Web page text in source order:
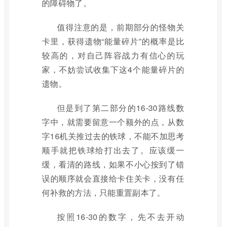
的障碍物了。
值得注意的是，前期部分的怪物关
卡里，获得遗物“能量碎片”的概率是比
较高的，对自己阵容战力有信心的玩
家，不妨尝试收集下这4个能量碎片的
遗物。
但是到了第二部分的16-30路线数
字中，就需要留意一个额外的点，从数
字16机关推过去的铁球，不能不加思考
顺手就把铁球给打出去了。应该缓一
缓，看清的路线，如果不小心按到了错
误的顺序就会直接给卡住关卡，没有任
何补救的方法，只能重置副本了。
按照16-30的数字，先不去开动